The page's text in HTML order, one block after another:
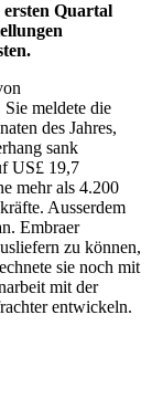
Quartal
meldete die
des Jahres,
sank
US£ 19,7
mehr als 4.200
Ausserdem
Embraer
zu können,
sie noch mit
mit der
entwickeln.